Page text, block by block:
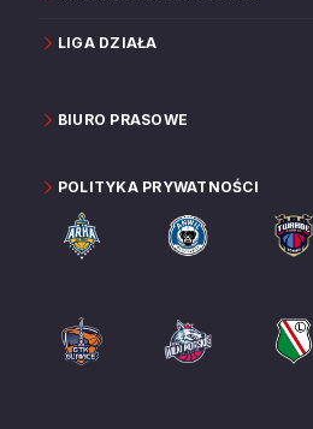
LIGA DZIAŁA
BIURO PRASOWE
POLITYKA PRYWATNOŚCI